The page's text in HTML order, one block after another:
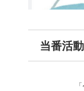
当番活